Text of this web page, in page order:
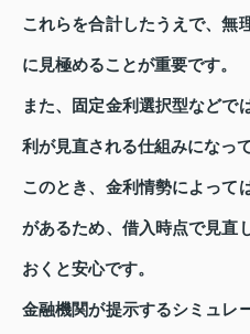
これらを合計したうえで、無
に見極めることが重要です。
また、固定金利選択型などで
利が見直される仕組みになっ
このとき、金利情勢によって
があるため、借入時点で見直
おくと安心です。
金融機関が提示するシミュレ